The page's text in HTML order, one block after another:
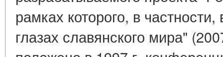
рамках которого, в
глазах славянского мира"